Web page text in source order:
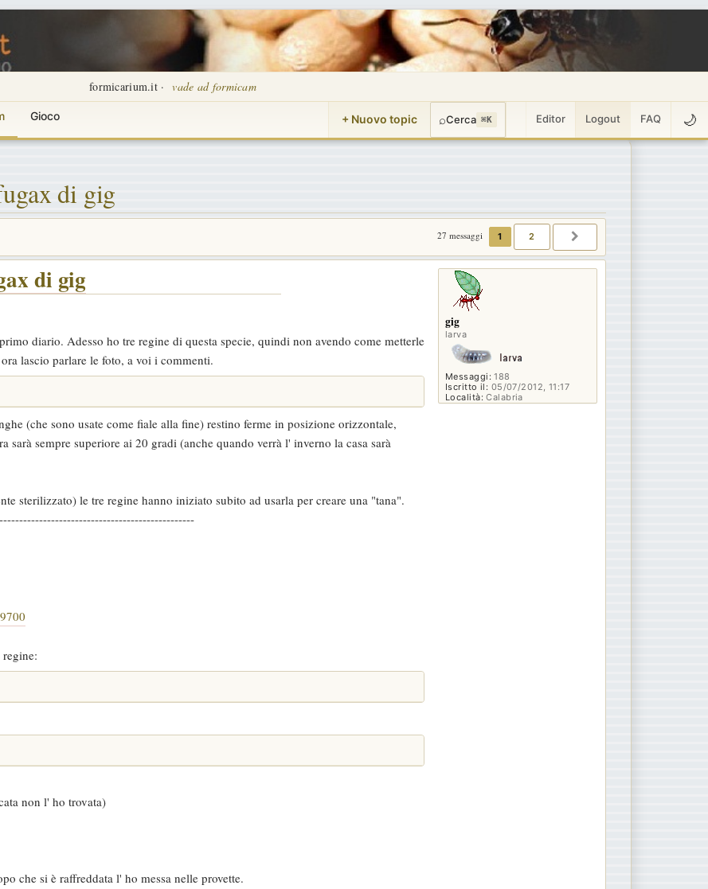
formicarium.it · vade ad formicam
Gioco + Nuovo topic ⌕Cerca ⌘K Editor Logout FAQ 🌙
di gig
27 messaggi 1 2
gig
larva
Messaggi: 188
Iscritto il: 05/07/2012, 11:17
Località: Calabria
di gig
diario. Adesso ho tre regine di questa specie, quindi non avendo come metterle
lascio parlare le foto, a voi i commenti.
(che sono usate come fiale alla fine) restino ferme in posizione orizzontale,
sarà sempre superiore ai 20 gradi (anche quando verrà l' inverno la casa sarà
sterilizzato) le tre regine hanno iniziato subito ad usarla per creare una "tana".
non l' ho trovata)
che si è raffreddata l' ho messa nelle provette.